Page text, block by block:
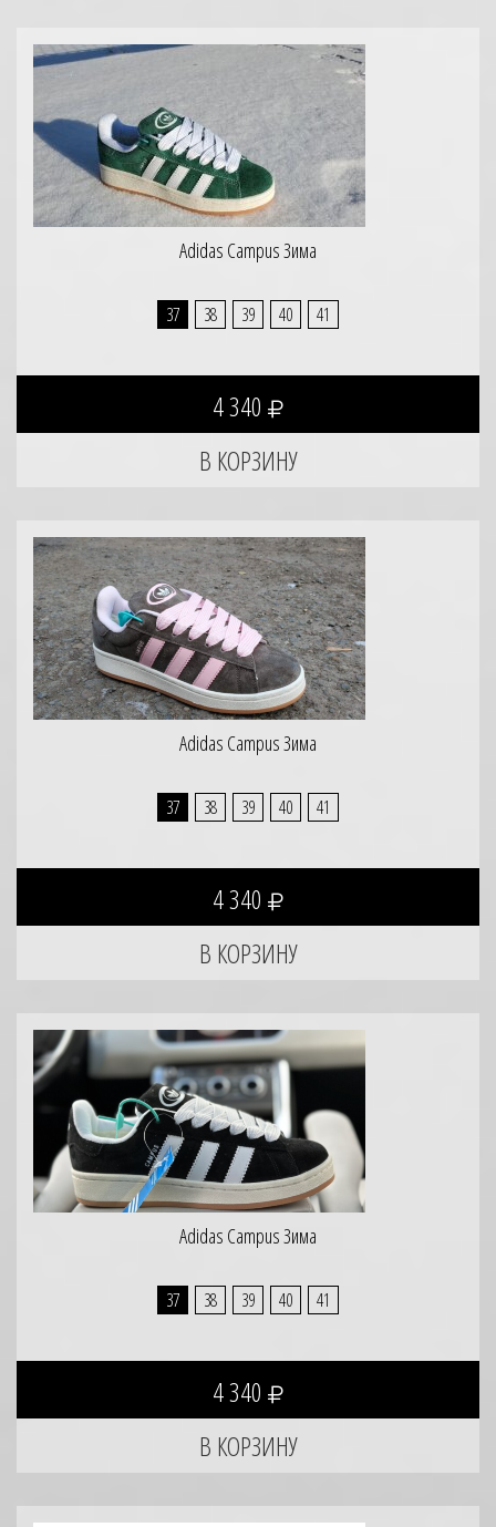
Adidas Campus Зима
37 38 39 40 41
4 340
Adidas Campus Зима
37 38 39 40 41
4 340
Adidas Campus Зима
37 38 39 40 41
4 340